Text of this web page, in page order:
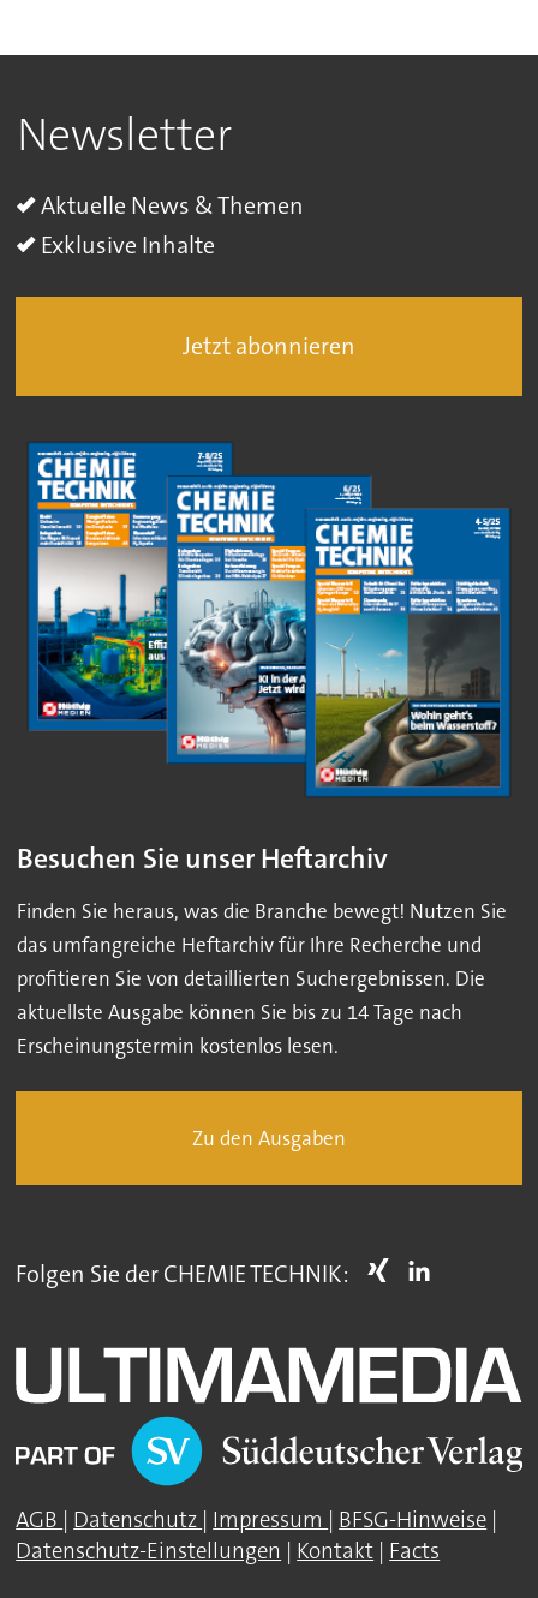
Newsletter
Aktuelle News & Themen
Exklusive Inhalte
Jetzt abonnieren
Besuchen Sie unser Heftarchiv
Finden Sie heraus, was die Branche bewegt! Nutzen Sie
das umfangreiche Heftarchiv für Ihre Recherche und
profitieren Sie von detaillierten Suchergebnissen. Die
aktuellste Ausgabe können Sie bis zu 14 Tage nach
Erscheinungstermin kostenlos lesen.
Zu den Ausgaben
Folgen Sie der CHEMIE TECHNIK:
AGB Datenschutz Impressum BFSG-Hinweise
Datenschutz-Einstellungen
Kontakt Facts